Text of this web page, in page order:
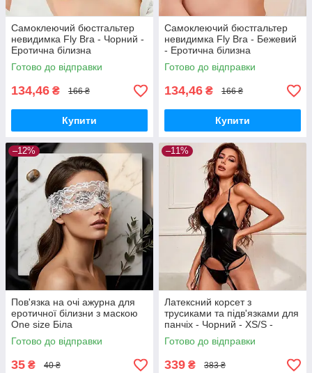
Самоклеючий бюстгальтер
невидимка Fly Bra - Чорний -
Еротична білизна
Готово до відправки
134,46 ₴ 166 ₴
Купити
Самоклеючий бюстгальтер
невидимка Fly Bra - Бежевий
- Еротична білизна
Готово до відправки
134,46 ₴ 166 ₴
Купити
–12%
Пов'язка на очі ажурна для
еротичної білизни з маскою
One size Біла
Готово до відправки
35 ₴ 40 ₴
–11%
Латексний корсет з
трусиками та підв'язками для
панчіх - Чорний - XS/S -
Еротична білизна
Готово до відправки
339 ₴ 383 ₴